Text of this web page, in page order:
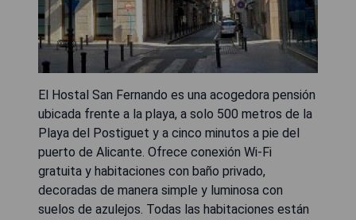
El Hostal San Fernando es una acogedora pensión
ubicada frente a la playa, a solo 500 metros de la
Playa del Postiguet y a cinco minutos a pie del
puerto de Alicante. Ofrece conexión Wi-Fi
gratuita y habitaciones con baño privado,
decoradas de manera simple y luminosa con
suelos de azulejos. Todas las habitaciones están